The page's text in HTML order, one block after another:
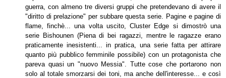
guerra, con almeno tre diversi gruppi che pretendevano di avere il
"diritto di prelazione" per subbare questa serie. Pagine e pagine di
flame, finchè... una volta uscito, Cluster Edge si dimostrò una
serie Bishounen (Piena di bei ragazzi, mentrele ragazze erano
praticamente inesistenti... in pratica, una serie fatta per attirare
quanto più pubblico femminile possibile) con un protagonista che
pareva quasi un "nuovo Messia". Tutte cose che portarono non
solo al totale smorzarsi dei toni, ma anche dell'interesse... e così